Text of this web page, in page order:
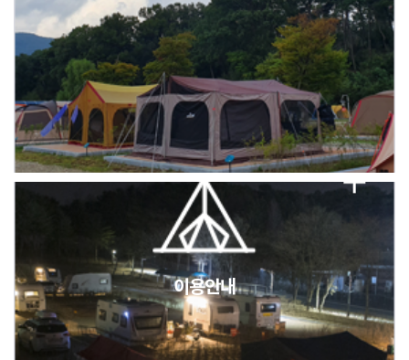
캠핑장(9월1일~6일) 미운영 공지
2026년 5월 캠핑장 안점 점검의 날 변경 안내
캠핑장(9월1일~6일) 미운영 공지
2026년 5월 캠핑장 안점 점검의 날 변경 안내
캠핑장(9월1일~6일) 미운영 공지
이용안내